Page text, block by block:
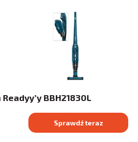
Readyy’y BBH21830L
Sprawdź teraz